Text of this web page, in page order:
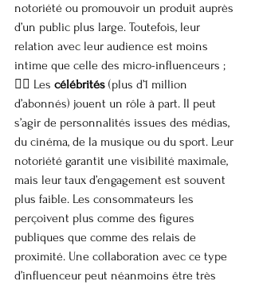
notoriété ou promouvoir un produit auprès
d’un public plus large. Toutefois, leur
relation avec leur audience est moins
intime que celle des micro-influenceurs ;
👉🏼 Les célébrités (plus d’1 million
d’abonnés) jouent un rôle à part. Il peut
s’agir de personnalités issues des médias,
du cinéma, de la musique ou du sport. Leur
notoriété garantit une visibilité maximale,
mais leur taux d’engagement est souvent
plus faible. Les consommateurs les
perçoivent plus comme des figures
publiques que comme des relais de
proximité. Une collaboration avec ce type
d’influenceur peut néanmoins être très